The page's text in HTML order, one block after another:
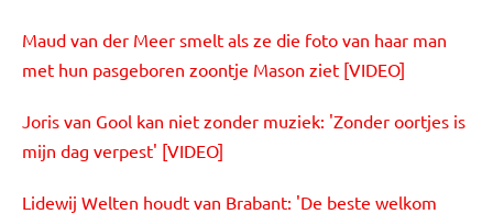
Maud van der Meer smelt als ze die foto van haar man
met hun pasgeboren zoontje Mason ziet [VIDEO]
Joris van Gool kan niet zonder muziek: 'Zonder oortjes is
mijn dag verpest' [VIDEO]
Lidewij Welten houdt van Brabant: 'De beste welkom